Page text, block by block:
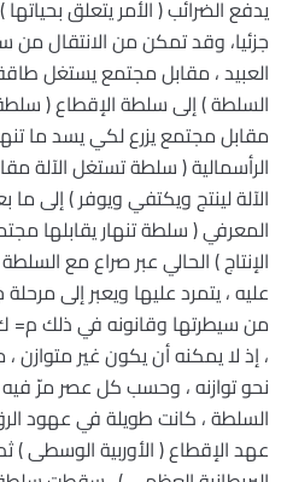
يدفع الضرائب ( الأمر يتعلق
جزئيا، وقد تمكن من الانتقال
العبيد ، مقابل مجتمع يستغل
السلطة ) إلى سلطة الإقطاع (
مقابل مجتمع يزرع لكي يسد ما
الرأسمالية ( سلطة تستغل الآلة
الآلة لينتج ويكتفي ويوفر ) إلى
المعرفي ( سلطة تنهار يقابلها
الإنتاج ) الحالي عبر صراع مع
عليه ، يتمرد عليها ويعبر إلى
من سيطرتها وقانونه في ذلك م= ك
، إذ لا يمكنه أن يكون غير متوازن
نحو توازنه ، وحسب كل عصر مرّ
السلطة ، كانت طويلة في عهود
عهد الإقطاع ( الأوربية الوسطى )